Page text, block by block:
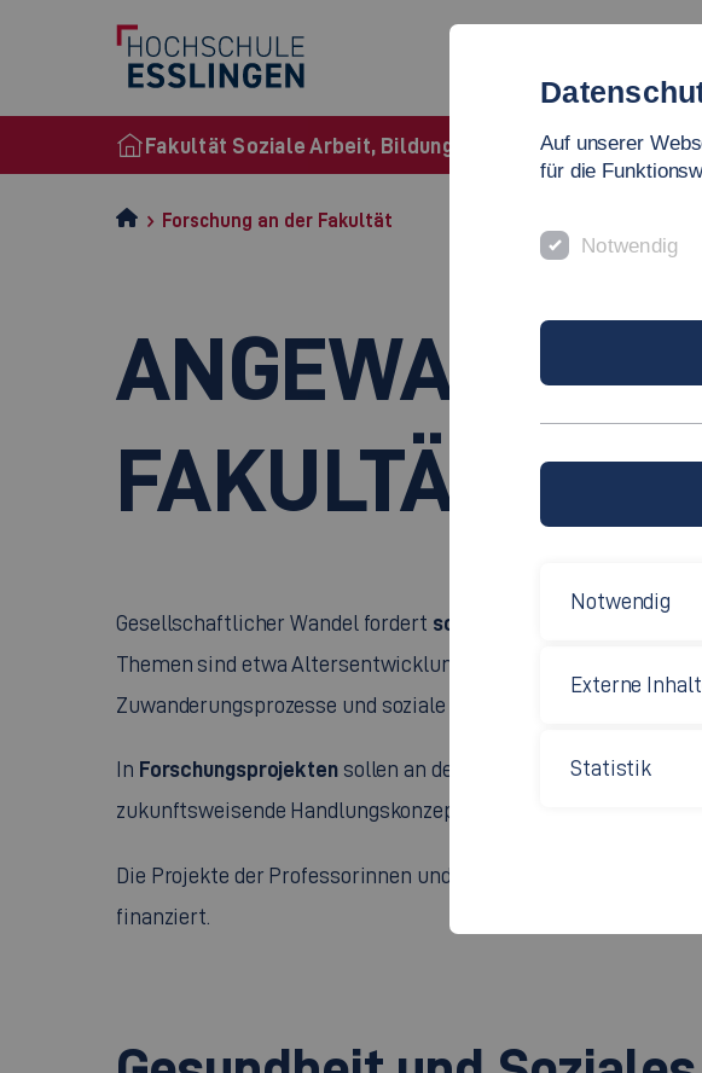
Fakultät Soziale Arbeit, Bildung und Pflege
Forschung an der Fakultät
ANGEWANDTE
FAKULTÄT
Gesellschaftlicher Wandel fordert sozialwissenschaftlich
Themen sind etwa Altersentwicklung, Qualitätssicherung
Zuwanderungsprozesse und soziale Absicherung von
In Forschungsprojektensollen an der Fakultät gemeinsam mit
zukunftsweisende Handlungskonzepte entwickelt werden.
Die Projekte der Professorinnen und Professoren werden in
finanziert.
Auf unserer
für die
Notwendig
Notwendig
Externe
Statistik